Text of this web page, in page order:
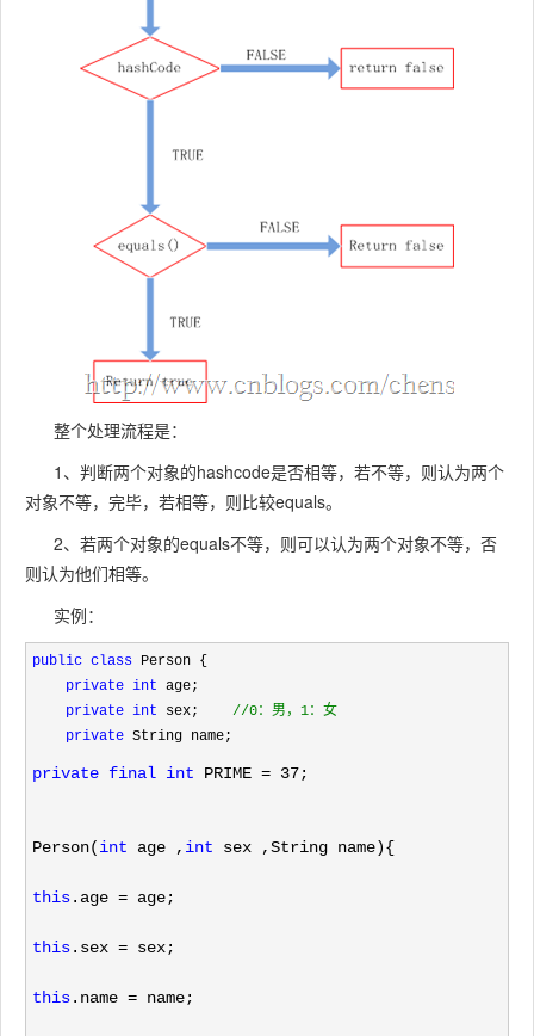
整个处理流程是：
1、判断两个对象的hashcode是否相等，若不等，则认为两个
对象不等，完毕，若相等，则比较equals。
2、若两个对象的equals不等，则可以认为两个对象不等，否
则认为他们相等。
实例：
public class Person {
private int age;
private int sex; //0：男，1：女
private
private final int PRIME = 37;
Person(int age , int sex ,String name){
this.age = age;
this.sex = sex;
this.name = name;